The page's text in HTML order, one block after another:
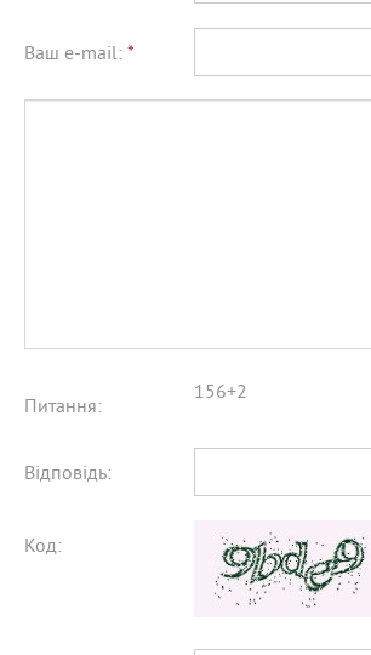
Ваш e-mail: *
Питання:
156+2
Відповідь:
Код: